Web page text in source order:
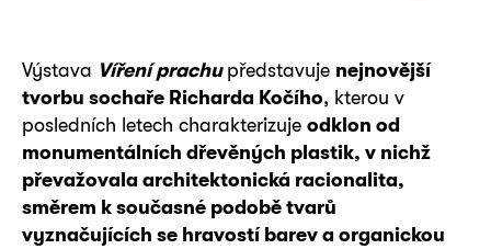
Výstava Víření prachu představuje nejnovější
tvorbu sochaře Richarda Kočího, kterou v
posledních letech charakterizuje odklon od
monumentálních dřevěných plastik, v nichž
převažovala architektonická racionalita,
směrem k současné podobě tvarů
vyznačujících se hravostí barev a organickou